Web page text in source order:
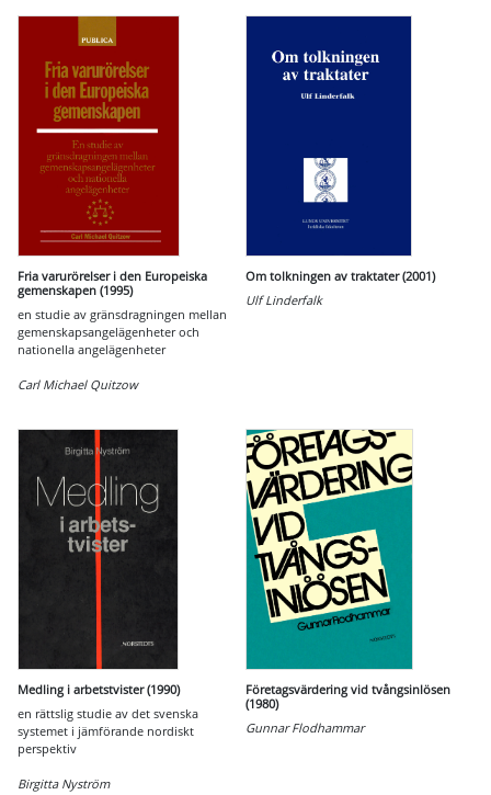
Fria varurörelser i den Europeiska
gemenskapen (1995)
en studie av gränsdragningen mellan
gemenskapsangelägenheter och
nationella angelägenheter
Carl Michael Quitzow
Om tolkningen av traktater (2001)
Ulf Linderfalk
Medling i arbetstvister (1990)
en rättslig studie av det svenska
systemet i jämförande nordiskt
perspektiv
Birgitta Nyström
Företagsvärdering vid tvångsinlösen
(1980)
Gunnar Flodhammar